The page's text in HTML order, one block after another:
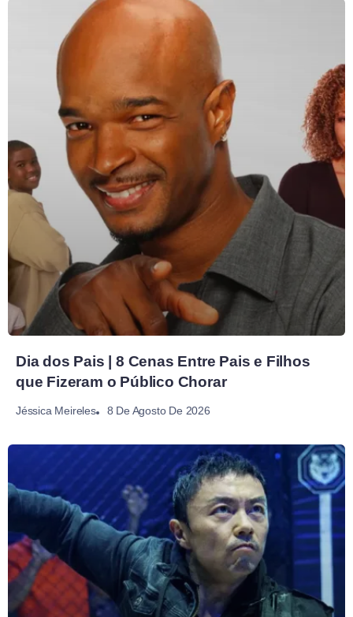
Dia dos Pais | 8 Cenas Entre Pais e Filhos
que Fizeram o Público Chorar
Jéssica Meireles 8 De Agosto De 2026